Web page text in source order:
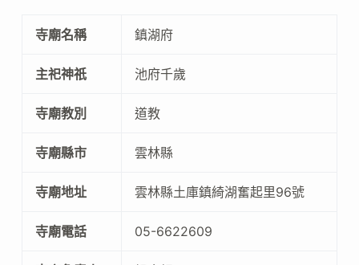
寺廟名稱 鎮湖府
主祀神祇 池府千歲
寺廟教別 道教
寺廟縣市 雲林縣
寺廟地址 雲林縣土庫鎮綺湖奮起里96號
寺廟電話 05-6622609